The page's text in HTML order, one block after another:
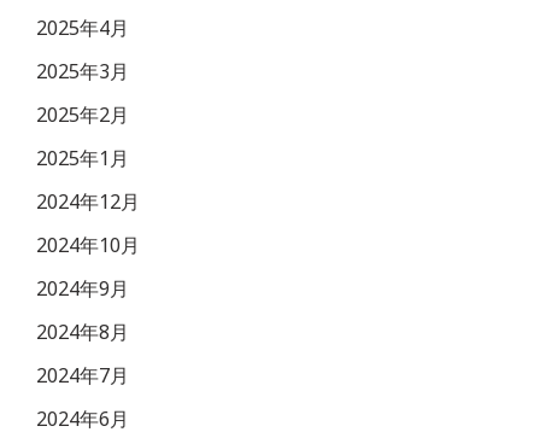
2025年4月
2025年3月
2025年2月
2025年1月
2024年12月
2024年10月
2024年9月
2024年8月
2024年7月
2024年6月